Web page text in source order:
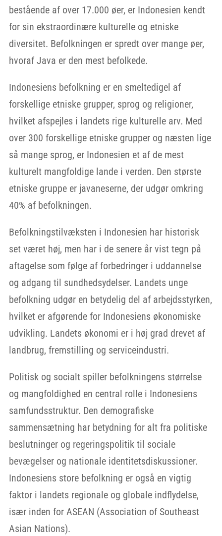
bestående af over 17.000 øer, er Indonesien kendt
for sin ekstraordinære kulturelle og etniske
diversitet. Befolkningen er spredt over mange øer,
hvoraf Java er den mest befolkede.
Indonesiens befolkning er en smeltedigel af
forskellige etniske grupper, sprog og religioner,
hvilket afspejles i landets rige kulturelle arv. Med
over 300 forskellige etniske grupper og næsten lige
så mange sprog, er Indonesien et af de mest
kulturelt mangfoldige lande i verden. Den største
etniske gruppe er javaneserne, der udgør omkring
40% af befolkningen.
Befolkningstilvæksten i Indonesien har historisk
set været høj, men har i de senere år vist tegn på
aftagelse som følge af forbedringer i uddannelse
og adgang til sundhedsydelser. Landets unge
befolkning udgør en betydelig del af arbejdsstyrken,
hvilket er afgørende for Indonesiens økonomiske
udvikling. Landets økonomi er i høj grad drevet af
landbrug, fremstilling og serviceindustri.
Politisk og socialt spiller befolkningens størrelse
og mangfoldighed en central rolle i Indonesiens
samfundsstruktur. Den demografiske
sammensætning har betydning for alt fra politiske
beslutninger og regeringspolitik til sociale
bevægelser og nationale identitetsdiskussioner.
Indonesiens store befolkning er også en vigtig
faktor i landets regionale og globale indflydelse,
især inden for ASEAN (Association of Southeast
Asian Nations).